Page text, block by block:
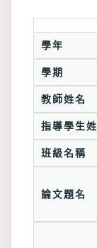
學年
學期
教師姓名
指導學生
班級名稱
論文題名